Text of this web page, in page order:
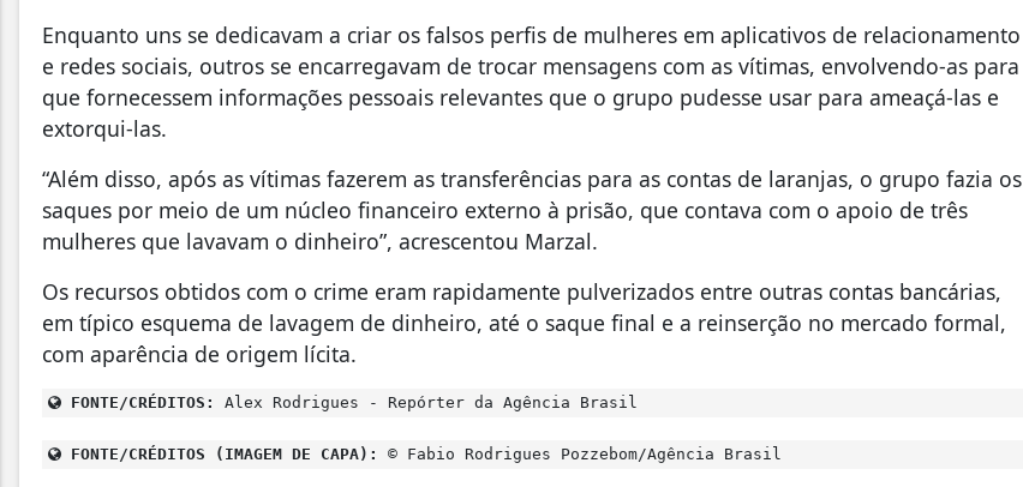
Enquanto uns se dedicavam a criar os falsos perfis de mulheres em aplicativos de relacionamento
e redes sociais, outros se encarregavam de trocar mensagens com as vítimas, envolvendo-as para
que fornecessem informações pessoais relevantes que o grupo pudesse usar para ameaçá-las e
extorqui-las.
“Além disso, após as vítimas fazerem as transferências para as contas de laranjas, o grupo fazia os
saques por meio de um núcleo financeiro externo à prisão, que contava com o apoio de três
mulheres que lavavam o dinheiro”, acrescentou Marzal.
Os recursos obtidos com o crime eram rapidamente pulverizados entre outras contas bancárias,
em típico esquema de lavagem de dinheiro, até o saque final e a reinserção no mercado formal,
com aparência de origem lícita.
FONTE/CRÉDITOS: Alex Rodrigues - Repórter da Agência Brasil
FONTE/CRÉDITOS (IMAGEM DE CAPA): © Fabio Rodrigues Pozzebom/Agência Brasil